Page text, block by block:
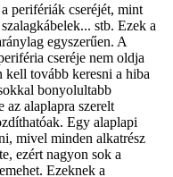
perifériák cseréjét, mint
stb. Ezek a
egyszerűen. A
cseréje nem oldja
kell tovább keresni a hiba
bonyolultabb
az alaplapra szerelt
Egy alaplapi
mivel minden alkatrész
ezért nagyon sok a
Ezeknek a